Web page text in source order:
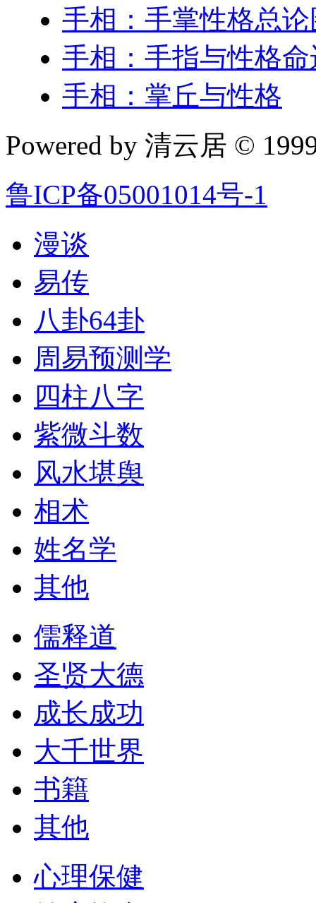
手相：手掌性格总
手相：手指与性格命
手相：掌丘与性格
Powered by 清云居 ©
鲁ICP备05001014号-1
漫谈
易传
八卦64卦
周易预测学
四柱八字
紫微斗数
风水堪舆
相术
姓名学
其他
儒释道
圣贤大德
成长成功
大千世界
书籍
其他
心理保健